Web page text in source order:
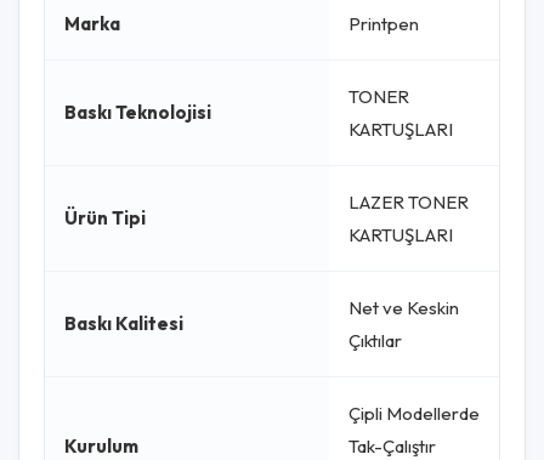
Marka Printpen
Baskı Teknolojisi
TONER
KARTUŞLARI
Ürün Tipi
LAZER TONER
KARTUŞLARI
Baskı Kalitesi
Net ve Keskin
Çıktılar
Kurulum
Çipli Modellerde
Tak-Çalıştır